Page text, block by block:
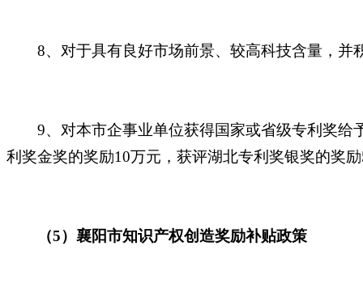
8、对于具有良好市场前景、较高科技含量，
9、对本市企事业单位获得国家或省级专利奖
利奖金奖的奖励10万元，获评湖北专利奖银奖的奖
（5）襄阳市知识产权创造奖励补贴政策